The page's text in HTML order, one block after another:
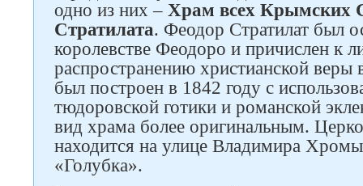
одно из них – Храм всех Крымских
Стратилата. Феодор Стратилат был
королевстве Феодоро и причислен к
распространению христианской
был построен в 1842 году с
тюдоровской готики и романской
вид храма более оригинальным.
находится на улице Владимира
«Голубка».